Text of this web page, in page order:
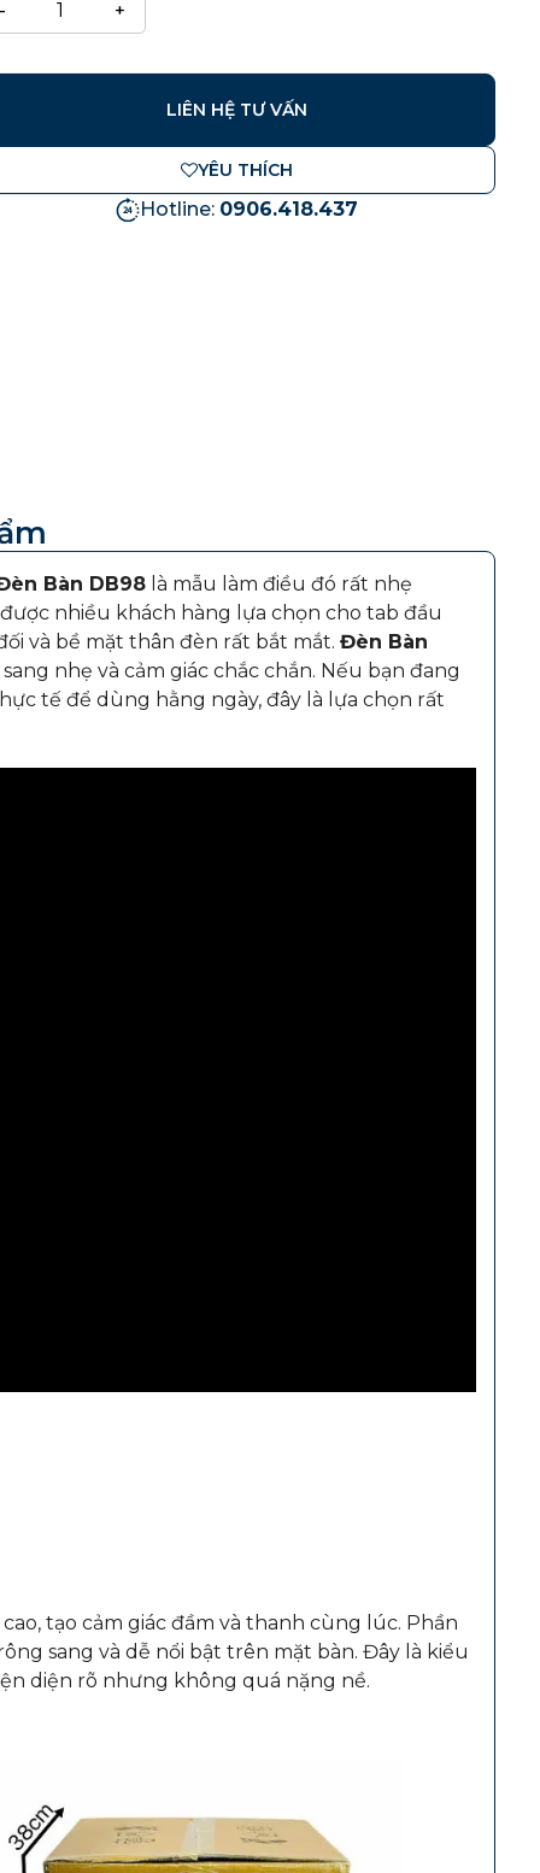
LIÊN HỆ TƯ VẤN
YÊU THÍCH
Hotline: 0906.418.437
Bàn DB98là mẫu làm điều đó rất nhẹ
nhiều khách hàng lựa chọn cho tab đầu
và bề mặt thân đèn rất bắt mắt. Đèn Bàn
nhẹ và cảm giác chắc chắn. Nếu bạn đang
tế để dùng hằng ngày, đây là lựa chọn rất
tạo cảm giác đầm và thanh cùng lúc. Phần
sang và dễ nổi bật trên mặt bàn. Đây là kiểu
diện rõ nhưng không quá nặng nề.